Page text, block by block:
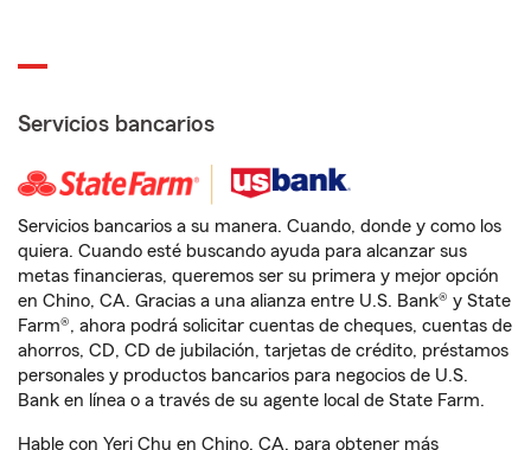
Servicios bancarios
Servicios bancarios a su manera. Cuando, donde y como los
quiera. Cuando esté buscando ayuda para alcanzar sus
metas financieras, queremos ser su primera y mejor opción
en Chino, CA. Gracias a una alianza entre U.S. Bank® y State
Farm®, ahora podrá solicitar cuentas de cheques, cuentas de
ahorros, CD, CD de jubilación, tarjetas de crédito, préstamos
personales y productos bancarios para negocios de U.S.
Bank en línea o a través de su agente local de State Farm.
Hable con Yeri Chu en Chino, CA, para obtener más